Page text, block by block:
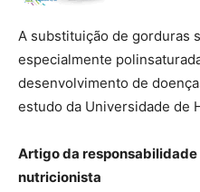
A substituição de gorduras
especialmente
desenvolvimento de
estudo da Universidade de
Artigo da responsabilidade
nutricionista